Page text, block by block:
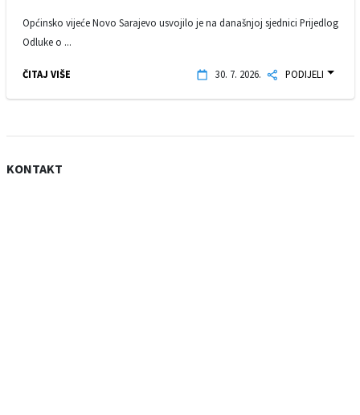
Općinsko vijeće Novo Sarajevo usvojilo je na današnjoj sjednici Prijedlog
Odluke o ...
ČITAJ VIŠE 30. 7. 2026. PODIJELI
KONTAKT